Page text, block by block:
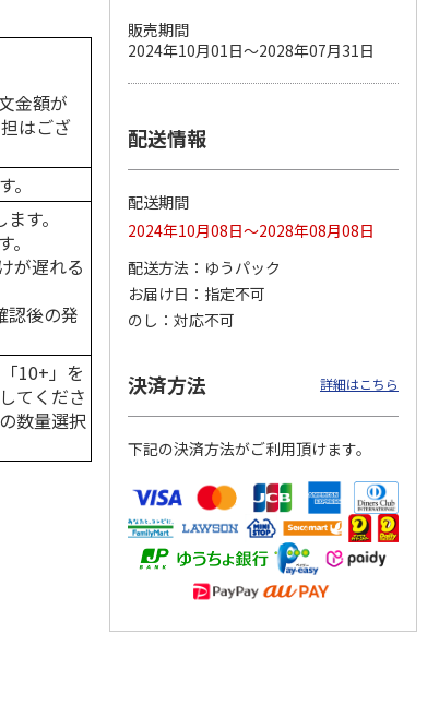
銀のスプーン パウ
こ用 まぐろ・かつ
おに
120円
(送料別・税込)
ペット線香 虹のか
なた フルーティフ
ローラルの香り
590円
(送料別・税込)
えBOX とりささ…
380円
(送料別・税込)
金額が
はござ
す。
が遅れる
認後の発
10+」を
てくださ
数量選択
販売期間
2024年10月01日～2028年07月31日
配送情報
配送期間
2024年10月08日～2028年08月08日
配送方法
ゆうパック
お届け日
指定不可
のし
対応不可
決済方法 詳細はこちら
下記の決済方法がご利用頂けます。